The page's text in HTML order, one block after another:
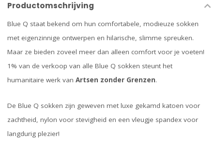
Productomschrijving
Blue Q staat bekend om hun comfortabele, modieuze sokken
met eigenzinnige ontwerpen en hilarische, slimme spreuken.
Maar ze bieden zoveel meer dan alleen comfort voor je voeten!
1% van de verkoop van alle Blue Q sokken steunt het
humanitaire werk van Artsen zonder Grenzen.
De Blue Q sokken zijn geweven met luxe gekamd katoen voor
zachtheid, nylon voor stevigheid en een vleugje spandex voor
langdurig plezier!